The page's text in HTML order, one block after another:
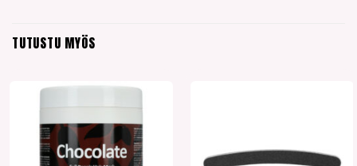
TUTUSTU MYÖS